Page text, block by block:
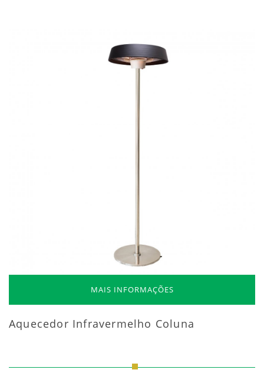
MAIS INFORMAÇÕES
Aquecedor Infravermelho Coluna